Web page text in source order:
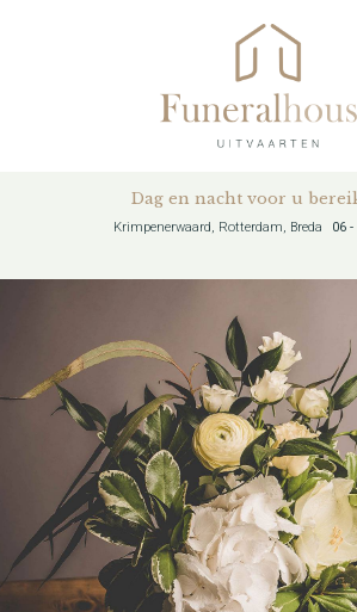
Dag en nacht voor u
Krimpenerwaard, Rotterdam, Breda 06 -